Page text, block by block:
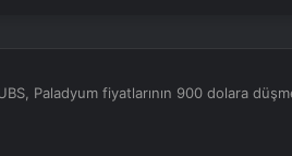
Paladyum fiyatlarının 900 dolara